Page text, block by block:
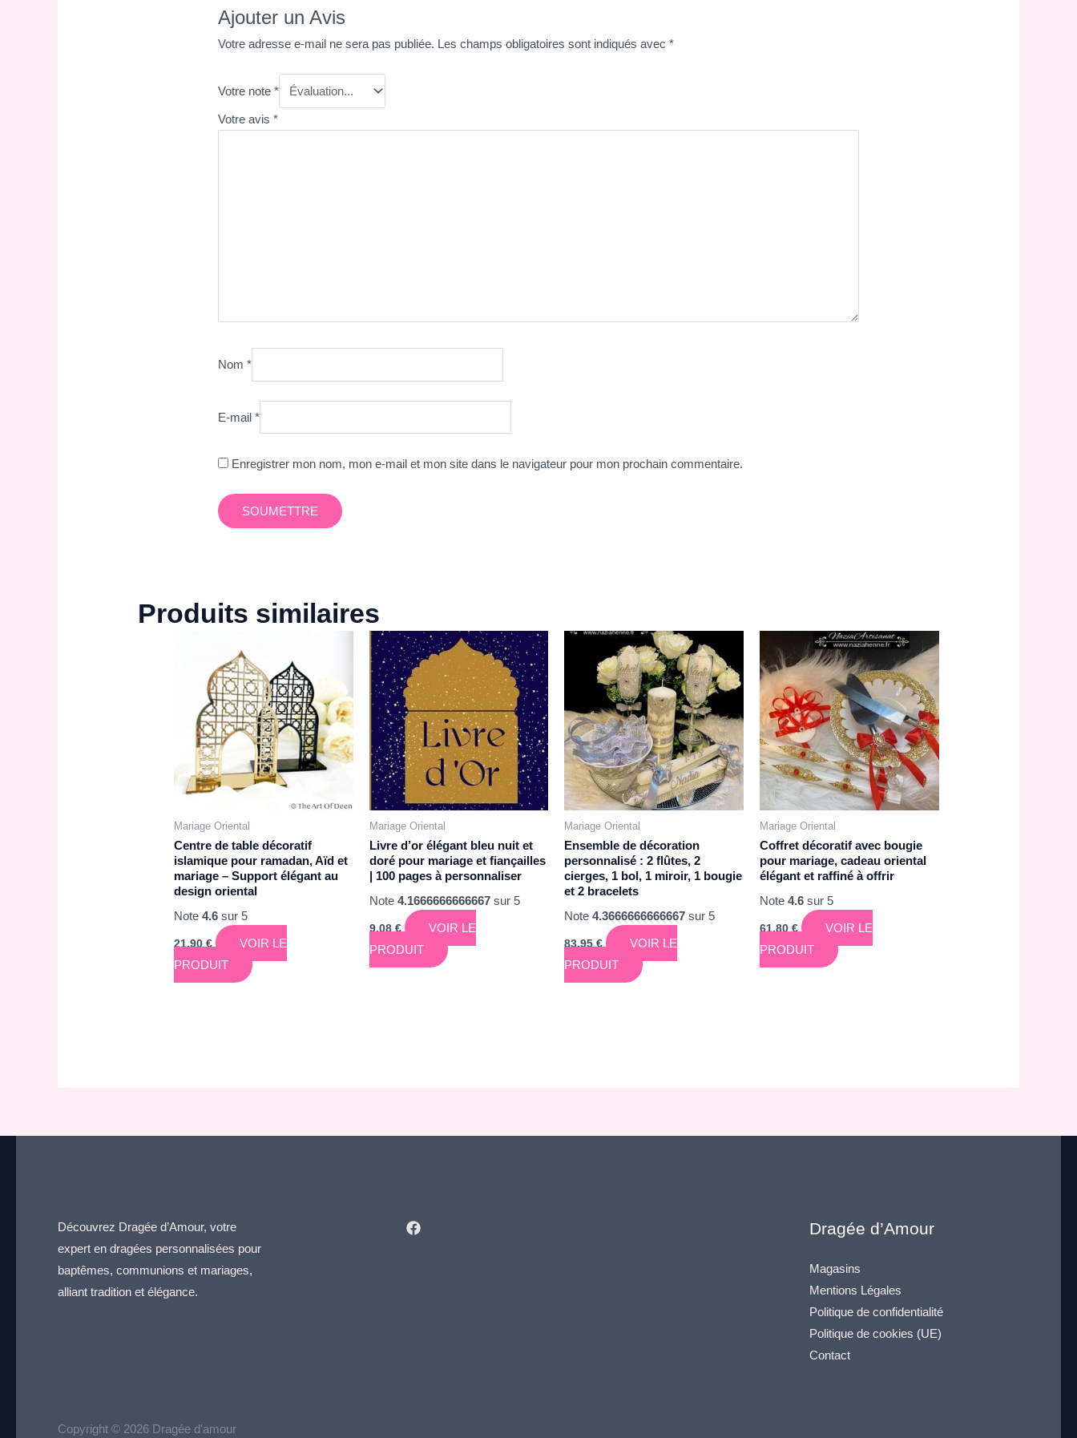
Ajouter un Avis
Votre adresse e-mail ne sera pas publiée. Les champs obligatoires sont indiqués avec*
Votre note*
Votre avis*
Nom*
E-mail*
Enregistrer mon nom, mon e-mail et mon site dans le navigateur pour mon prochain commentaire.
Produits similaires
Mariage Oriental
Centre de table décoratif
islamique pour ramadan, Aïd et
mariage – Support élégant au
design oriental
Note4.6 sur 5
21,90€
VOIR LE
PRODUIT
Mariage Oriental
Livre d’or élégant bleu nuit et
doré pour mariage et fiançailles
| 100 pages à personnaliser
Note 4.1666666666667sur 5
9,08€
VOIR LE
PRODUIT
Mariage Oriental
Ensemble de décoration
personnalisé : 2 flûtes, 2
cierges, 1 bol, 1 miroir, 1 bougie
et 2 bracelets
Note4.3666666666667 sur 5
83,95€
VOIR LE
PRODUIT
Mariage Oriental
Coffret décoratif avec bougie
pour mariage, cadeau oriental
élégant et raffiné à offrir
Note4.6 sur 5
61,80€
VOIR LE
PRODUIT
Découvrez Dragée d’Amour, votre
expert en dragées personnalisées pour
baptêmes, communions et mariages,
alliant tradition et élégance.
Dragée d’Amour
Magasins
Mentions Légales
Politique de confidentialité
Politique de cookies (UE)
Contact
Copyright © 2026 Dragée d'amour